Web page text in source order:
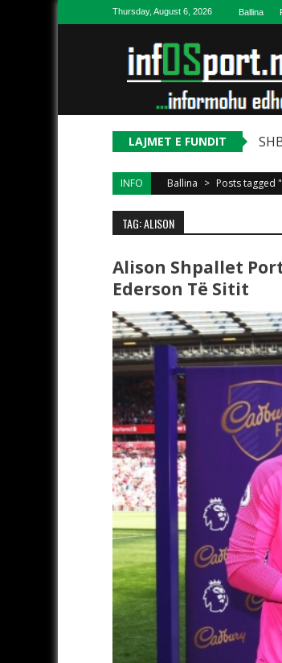
Skip to contentThursday, August 6, 2026 Ballina
LAJMET E FUNDIT
INFO Ballina > Posts tagged
TAG: ALISON
Alison Shpallet
Ederson Të Sitit